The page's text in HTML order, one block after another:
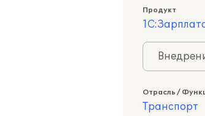
Продукт
Отрасль /
Транспорт